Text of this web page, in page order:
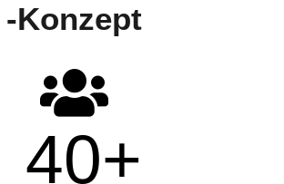
-Konzept
40+